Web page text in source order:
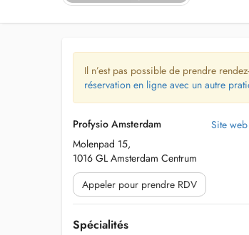
Il n’est pas possible de prendre
réservation en ligne avec un autre
Profysio Amsterdam
Molenpad 15,
1016 GL Amsterdam Centrum
Site
Appeler pour prendre RDV
Spécialités